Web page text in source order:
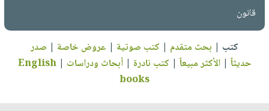
قانون
كتب | بحث متقدم | كتب صوتية | عروض خاصة | صدر
حديثاً |الأكثر مبيعاً | كتب نادرة |أبحاث ودراسات |
English
books